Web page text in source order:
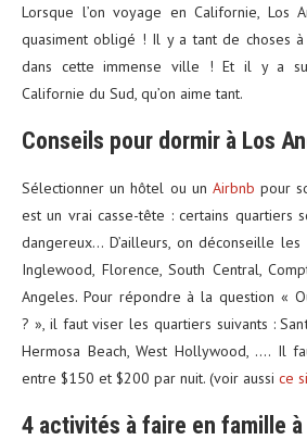
Lorsque l’on voyage en Californie, Los
quasiment obligé ! Il y a tant de choses
dans cette immense ville ! Et il y a
Californie du Sud, qu’on aime tant.
Conseils pour dormir à Los
Sélectionner un hôtel ou un Airbnb pour
est un vrai casse-tête : certains quartiers
dangereux… D’ailleurs, on déconseille les
Inglewood, Florence, South Central,
Angeles. Pour répondre à la question «
? », il faut viser les quartiers suivants :
Hermosa Beach, West Hollywood, …. Il
entre $150 et $200 par nuit. (voir aussi ce
4 activités à faire en famille à